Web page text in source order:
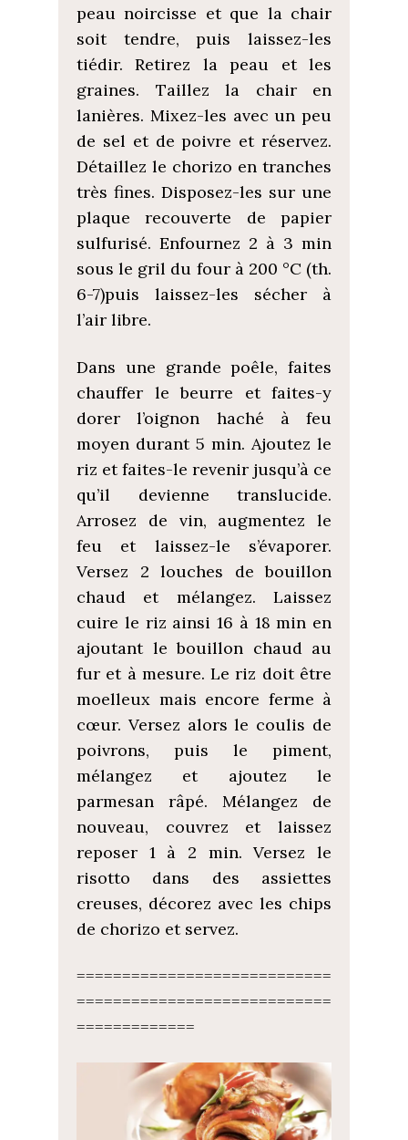
peau noircisse et que la chair
soit tendre, puis laissez-les
tiédir. Retirez la peau et les
graines. Taillez la chair en
lanières. Mixez-les avec un peu
de sel et de poivre et réservez.
Détaillez le chorizo en tranches
très fines. Disposez-les sur une
plaque recouverte de papier
sulfurisé. Enfournez 2 à 3 min
sous le gril du four à 200 °C (th.
6-7)puis laissez-les sécher à
l’air libre.
Dans une grande poêle, faites
chauffer le beurre et faites-y
dorer l’oignon haché à feu
moyen durant 5 min. Ajoutez le
riz et faites-le revenir jusqu’à ce
qu’il devienne translucide.
Arrosez de vin, augmentez le
feu et laissez-le s’évaporer.
Versez 2 louches de bouillon
chaud et mélangez. Laissez
cuire le riz ainsi 16 à 18 min en
ajoutant le bouillon chaud au
fur et à mesure. Le riz doit être
moelleux mais encore ferme à
cœur. Versez alors le coulis de
poivrons, puis le piment,
mélangez et ajoutez le
parmesan râpé. Mélangez de
nouveau, couvrez et laissez
reposer 1 à 2 min. Versez le
risotto dans des assiettes
creuses, décorez avec les chips
de chorizo et servez.
============================
============================
=============